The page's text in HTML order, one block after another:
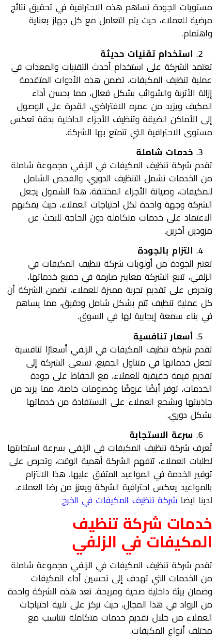
مستويات الجودة تساهم هذه الاحترافية في تحقيق نتائج
مرضية للعملاء، حيث يتم التعامل مع كل جهاز بعناية
واهتمام.
استخدام تقنيات حديثة
تعتمد الشركة على استخدام أحدث التقنيات والمعدات في
عملية تنظيف المكيفات، تضمن هذه الأدوات المتقدمة
إزالة الأتربة والشوائب بشكل فعال، مما يحسن أداء
المكيف ويزيد من عمره الافتراضي، القدرة على الوصول
إلى الأماكن الضيقة وتنظيف الأجزاء الداخلية بدقة تعكس
مستوى الاحترافية التي تتمتع بها الشركة.
خدمات شاملة
تقدم شركة تنظيف المكيفات في الزلفي مجموعة شاملة
من الخدمات تشمل التنظيف الدوري، والفحص الشامل
للمكيفات، وصيانة الأجزاء المختلفة، هذا الشمول يجعل
الشركة وجهة واحدة لكل احتياجات العملاء، حيث يمكنهم
الاعتماد على خدمات متكاملة دون الحاجة للبحث عن
مزودين آخرين.
التزام بالجودة
تعتبر الجودة من أولويات شركة تنظيف المكيفات في
الزلفي، تتبع الشركة معايير صارمة في جميع خدماتها،
وتحرص على تقديم تجربة مميزة للعملاء، تضمن الشركة أن
كل عملية تنظيف تتم بشكل شامل ودقيق، مما يساهم
في بناء سمعة إيجابية لها في السوق.
أسعار تنافسية
تقدم شركة تنظيف المكيفات في الزلفي أسعارًا تنافسية
تجعل خدماتها في متناول الجميع، تسعى الشركة إلى
تقديم قيمة حقيقية للعملاء، مع الحفاظ على جودة
الخدمات، توفر أيضًا عروضًا وخصومات خاصة، مما يزيد من
جاذبيتها ويشجع العملاء على الاستفادة من خدماتها
بشكل دوري.
سرعة الاستجابة
تُعرف شركة تنظيف المكيفات في الزلفي بسرعة استجابتها
لطلبات العملاء، تتفهم الشركة أهمية الوقت، وتحرص على
توفير الخدمة في المواعيد المتفق عليها، هذا الالتزام
بالمواعيد يعكس احترافية الشركة ويعزز من رضا العملاء.
لدينا ايضا شركة تنظيف المكيفات في الخرج
خدمات شركة تنظيف
المكيفات في الزلفي
تقدم شركة تنظيف المكيفات في الزلفي مجموعة شاملة
من الخدمات التي تهدف إلى تحسين أداء المكيفات
وضمان بيئة داخلية صحية ومريحة، تعد هذه الشركة واحدة
من الرواد في هذا المجال، حيث تركز على تلبية احتياجات
العملاء من خلال تقديم خدمات متكاملة تتناسب مع
مختلف أنواع المكيفات.